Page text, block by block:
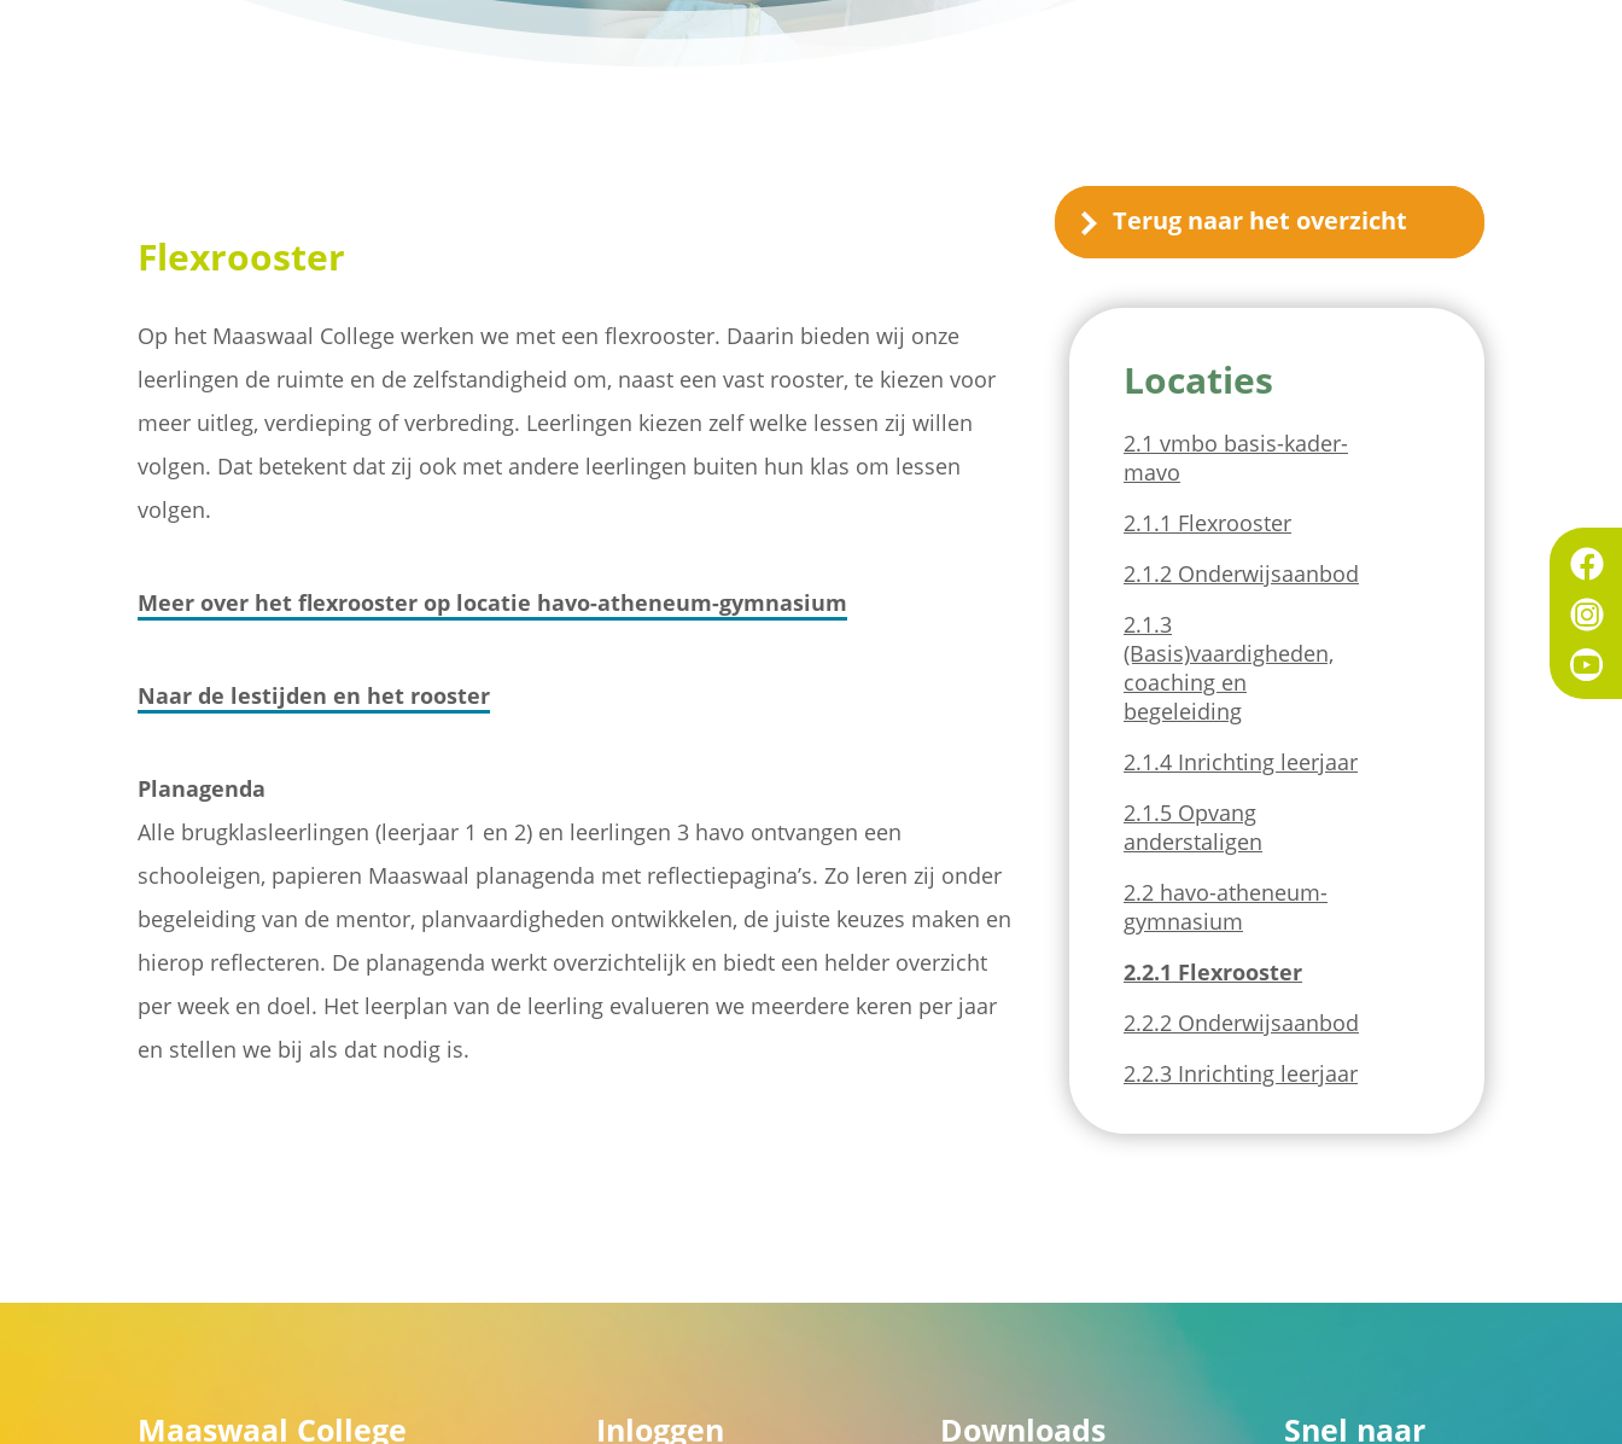
Flexrooster
Op het Maaswaal College werken we met een flexrooster. Daarin bieden wij onze
leerlingen de ruimte en de zelfstandigheid om, naast een vast rooster, te kiezen voor
meer uitleg, verdieping of verbreding. Leerlingen kiezen zelf welke lessen zij willen
volgen. Dat betekent dat zij ook met andere leerlingen buiten hun klas om lessen
volgen.
Meer over het flexrooster op locatie havo-atheneum-gymnasium
Naar de lestijden en het rooster
Planagenda
Alle brugklasleerlingen (leerjaar 1 en 2) en leerlingen 3 havo ontvangen een
schooleigen, papieren Maaswaal planagenda met reflectiepagina’s. Zo leren zij onder
begeleiding van de mentor, planvaardigheden ontwikkelen, de juiste keuzes maken en
hierop reflecteren. De planagenda werkt overzichtelijk en biedt een helder overzicht
per week en doel. Het leerplan van de leerling evalueren we meerdere keren per jaar
en stellen we bij als dat nodig is.
Terug naar het overzicht
Locaties
2.1 vmbo basis-kader-
mavo
2.1.1 Flexrooster
2.1.2 Onderwijsaanbod
2.1.3
(Basis)vaardigheden,
coaching en
begeleiding
2.1.4 Inrichting leerjaar
2.1.5 Opvang
anderstaligen
2.2 havo-atheneum-
gymnasium
2.2.1 Flexrooster
2.2.2 Onderwijsaanbod
2.2.3 Inrichting leerjaar
Maaswaal College Inloggen Downloads Snel naar